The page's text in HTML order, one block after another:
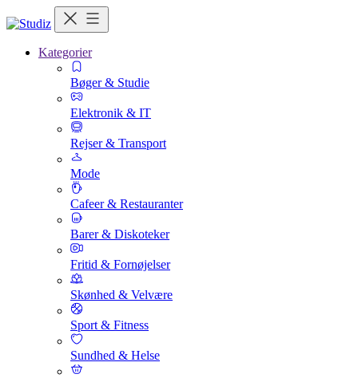
Kategorier
Bøger & Studie
Elektronik & IT
Rejser & Transport
Mode
Cafeer & Restauranter
Barer & Diskoteker
Fritid & Fornøjelser
Skønhed & Velvære
Sport & Fitness
Sundhed & Helse